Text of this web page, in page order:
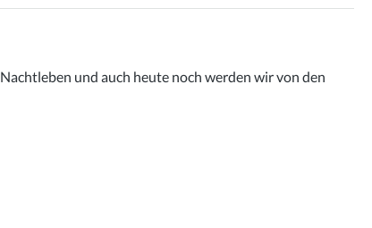
und auch heute noch werden wir von den